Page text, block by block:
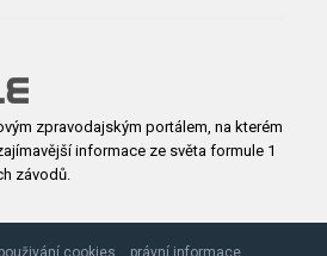
zpravodajským portálem, na kterém
informace ze světa formule 1
závodů.
cookies právní informace